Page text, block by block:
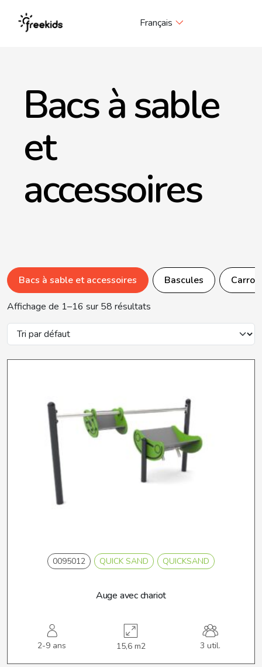
Français
Bacs à sable
et
accessoires
Bacs à sable et accessoires Bascules
Affichage de 1–16 sur 58 résultats
0095012 QUICK SAND QUICKSAND
Auge avec chariot
2-9 ans 15,6 m2 3 util.